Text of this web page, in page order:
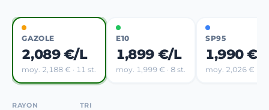
GAZOLE
2,089 €/L
moy. 2,188 € · 11 st.
E10
1,899 €/L
moy. 1,999 € · 8 st.
SP95
1,990 €/
moy. 2,026 € · 3
RAYON TRI